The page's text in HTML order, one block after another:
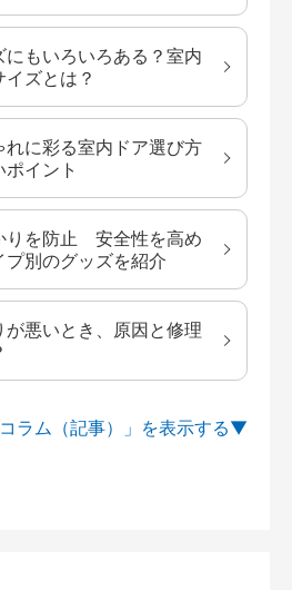
にもいろいろある？室内
イズとは？
れに彩る室内ドア選び方
ポイント
りを防止 安全性を高め
プ別のグッズを紹介
が悪いとき、原因と修理
ラム（記事）」を